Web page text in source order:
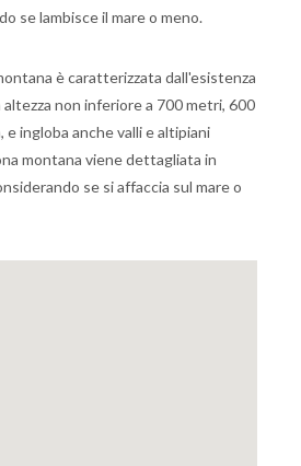
se lambisce il mare o meno.
è caratterizzata dall'esistenza
non inferiore a 700 metri, 600
ingloba anche valli e altipiani
montana viene dettagliata in
se si affaccia sul mare o